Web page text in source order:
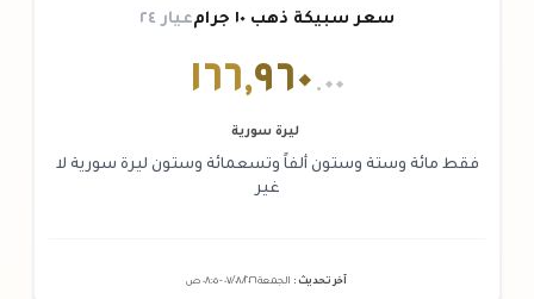
سعر سبيكة ذهب ١٠ جرام عيار ٢٤
١٦٦,٩٦٠ .٠٠
ليرة سورية
فقط مائة وستة وستون ألفاً وتسعمائة وستون ليرة سورية لا
غير
آخر تحديث : الجمعة ٠٧ /٠٨/٢٠٢٦ - ٠٨:٠٥ ص